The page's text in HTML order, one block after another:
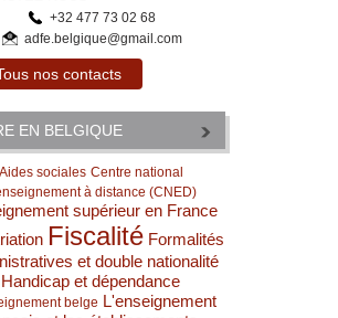
+32 477 73 02 68
adfe.belgique@gmail.com
nos contacts
EN BELGIQUE
Aides sociales Centre national
à distance (CNED)
supérieur en France
Fiscalité Formalités
et double nationalité
Handicap et dépendance
belge L'enseignement